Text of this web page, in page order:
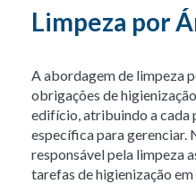
Limpeza por
A abordagem de limpeza
obrigações de
edifício, atribuindo a cada
específica para gerenciar.
responsável pela limpeza
tarefas de higienização